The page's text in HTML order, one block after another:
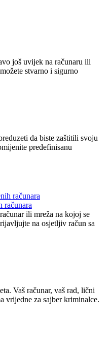
još uvijek na računaru ili
stvarno i sigurno
da biste zaštitili svoju
predefinisanu
računara
ili mreža na kojoj se
na osjetljiv račun sa
Vaš računar, vaš rad, lični
vrijedne za sajber kriminalce.